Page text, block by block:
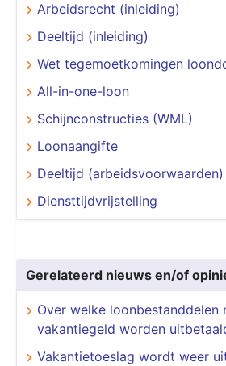
Arbeidsrecht (inleiding)
Deeltijd (inleiding)
Wet tegemoetkomingen
All-in-one-loon
Schijnconstructies (WML)
Loonaangifte
Deeltijd (arbeidsvoorwaarden)
Diensttijdvrijstelling
Gerelateerd nieuws en/of
Over welke loonbestanddelen
vakantiegeld worden
Vakantietoeslag wordt weer